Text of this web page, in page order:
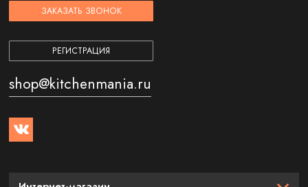
ЗАКАЗАТЬ ЗВОНОК
РЕГИСТРАЦИЯ
shop@kitchenmania.ru